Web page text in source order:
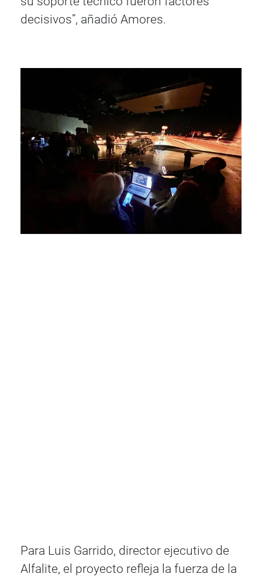
decisivos”, añadió Amores.
Para Luis Garrido, director ejecutivo de
Alfalite, el proyecto refleja la fuerza de la